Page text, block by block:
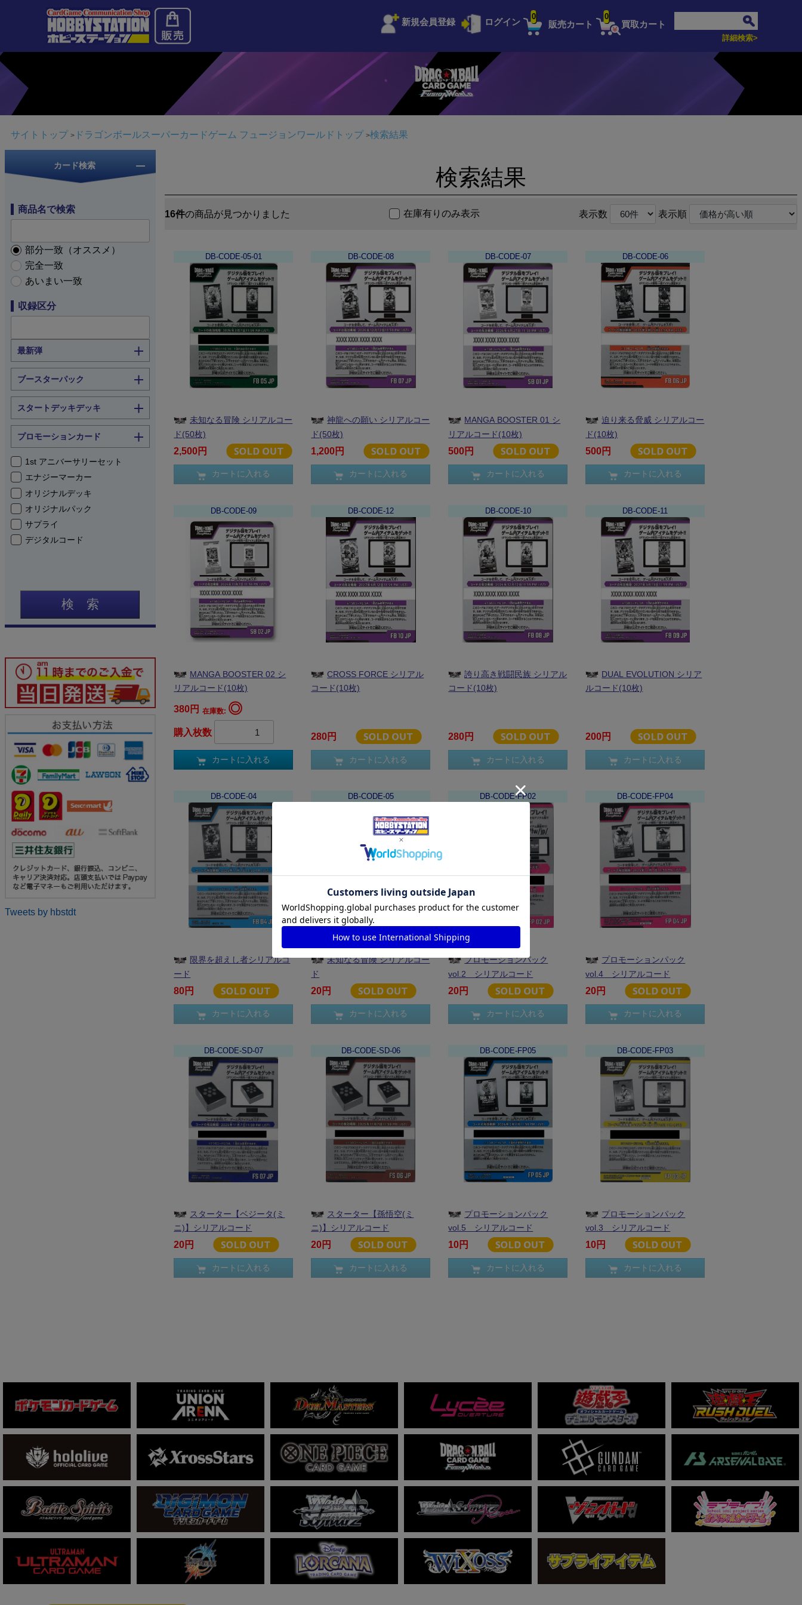
新規会員登録 ログイン 販売カート
0
買取カート
0
詳細検索>
サイトトップ ドラゴンボールスーパーカードゲーム フュージョンワールドトップ 検索結果
カード検索
商品名で検索
部分一致（オススメ）
完全一致
あいまい一致
収録区分
最新弾
ブースターパック
スタートデッキデッキ
プロモーションカード
1st アニバーサリーセット
エナジーマーカー
オリジナルデッキ
オリジナルパック
サプライ
デジタルコード
検 索
Tweets by hbstdt
検索結果
16件の商品が見つかりました 在庫有りのみ表示 表示数 表示順
DB-CODE-05-01
未知なる冒険 シリアルコー
ド(50枚)
2,500円
カートに入れる
DB-CODE-08
神龍への願い シリアルコー
ド(50枚)
1,200円
カートに入れる
DB-CODE-07
MANGA BOOSTER 01 シ
リアルコード(10枚)
500円
カートに入れる
DB-CODE-06
迫り来る脅威 シリアルコー
ド(10枚)
500円
カートに入れる
DB-CODE-09
MANGA BOOSTER 02 シ
リアルコード(10枚)
380円 在庫数: ◎
購入枚数
カートに入れる
DB-CODE-12
CROSS FORCE シリアル
コード(10枚)
280円
カートに入れる
DB-CODE-10
誇り高き戦闘民族 シリアル
コード(10枚)
280円
カートに入れる
DB-CODE-11
DUAL EVOLUTION シリア
ルコード(10枚)
200円
カートに入れる
DB-CODE-04
限界を超えし者シリアルコ
ード
80円
カートに入れる
DB-CODE-05
未知なる冒険 シリアルコー
ド
20円
カートに入れる
DB-CODE-FP02
プロモーションパック
vol.2 シリアルコード
20円
カートに入れる
DB-CODE-FP04
プロモーションパック
vol.4 シリアルコード
20円
カートに入れる
DB-CODE-SD-07
スターター【ベジータ(ミ
ニ)】シリアルコード
20円
カートに入れる
DB-CODE-SD-06
スターター【孫悟空(ミ
ニ)】シリアルコード
20円
カートに入れる
DB-CODE-FP05
プロモーションパック
vol.5 シリアルコード
10円
カートに入れる
DB-CODE-FP03
プロモーションパック
vol.3 シリアルコード
10円
カートに入れる